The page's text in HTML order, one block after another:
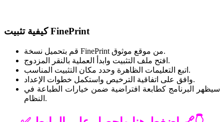
‏كيفية تثبيت FinePrint
قم بتحميل نسخة FinePrint من موقع موثوق.
افتح ملف التثبيت وابدأ العملية بالنقر المزدوج.
اتبع التعليمات الظاهرة وحدد مكان التثبيت المناسب.
وافق على اتفاقية الترخيص واستكمل خطوات الإعداد.
سيظهر البرنامج كطابعة افتراضية ضمن خيارات الطباعة في
النظام.